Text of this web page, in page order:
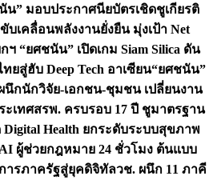
น” มอบประกาศนียบัตรเชิดชูเกียรติ
เคลื่อนพลังงานยั่งยืน มุ่งเป้า Net
ฯ “ยศชนัน” เปิดเกม Siam Silica ดัน
สู่ฮับ Deep Tech อาเซียน“ยศชนัน”
ผนึกนักวิจัย-เอกชน-ชุมชน เปลี่ยนงาน
ะเทศสรพ. ครบรอบ 17 ปี ชูมาตรฐาน
Health ยกระดับระบบสุขภาพ
ผู้ช่วยกฎหมาย 24 ชั่วโมง ต้นแบบ
ารภาครัฐสู่ยุคดิจิทัลวช. ผนึก 11 ภาคี